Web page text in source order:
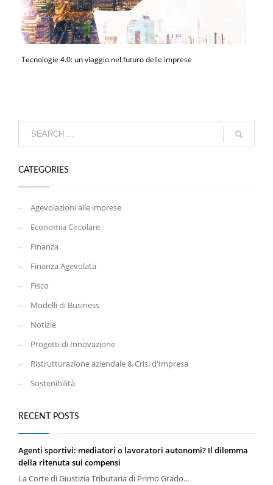
Tecnologie 4.0: un viaggio nel futuro delle imprese
CATEGORIES
Agevolazioni alle imprese
Economia Circolare
Finanza
Finanza Agevolata
Fisco
Modelli di Business
Notizie
Progetti di Innovazione
Ristrutturazione aziendale & Crisi d'Impresa
Sostenibilità
RECENT POSTS
Agenti sportivi: mediatori o lavoratori autonomi? Il dilemma
della ritenuta sui compensi
La Corte di Giustizia Tributaria di Primo Grado...